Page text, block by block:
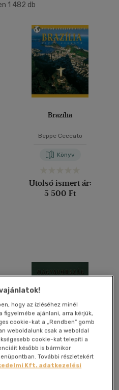
1 482 db
Brazília
Beppe Ceccato
Könyv
Utolsó ismert ár:
5 500 Ft
Magyarország száz csodája
I.
hogy az ízléséhez minél
figyelmébe ajánlani, arra kérjük,
cookie-kat a „Rendben” gomb
weboldalunk csak a weboldal
cookie-kat telepíti a
később is bármikor
További részletekért
Kft. adatkezelési